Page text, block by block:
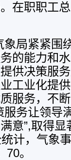
在职职工
局紧紧围
的能力和
供决策服
工业化提
服务，不
服务让领导
意”,取得
计，气象
。